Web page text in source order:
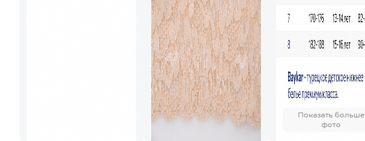
Показать больше
фото